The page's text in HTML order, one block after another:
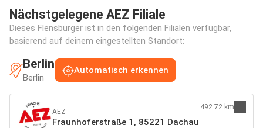
Nächstgelegene AEZ Filiale
Dieses Flensburger ist in den folgenden Filialen verfügbar,
basierend auf deinem eingestellten Standort:
Berlin
Berlin
Automatisch erkennen
AEZ
Fraunhoferstraße 1, 85221 Dachau
492.72 km